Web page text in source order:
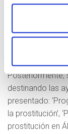
asociación
corporativa.
colaboración
Aniversario,
Posteriormente,
destinando las
presentado:
la prostitución’,
prostitución en